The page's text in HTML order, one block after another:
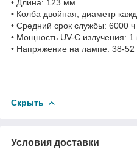
• Длина: 123 мм
• Колба двойная, диаметр
• Средний срок службы: 6000 ч
• Мощность UV-C излучения:
• Напряжение на лампе: 38-52
Скрыть
Условия доставки